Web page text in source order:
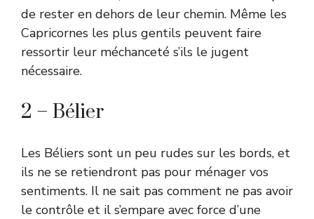
de rester en dehors de leur chemin. Même les
Capricornes les plus gentils peuvent faire
ressortir leur méchanceté s’ils le jugent
nécessaire.
2 – Bélier
Les Béliers sont un peu rudes sur les bords, et
ils ne se retiendront pas pour ménager vos
sentiments. Il ne sait pas comment ne pas avoir
le contrôle et il s’empare avec force d’une